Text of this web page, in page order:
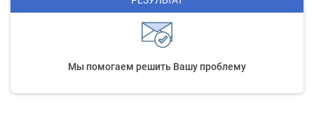
Мы помогаем решить Вашу проблему